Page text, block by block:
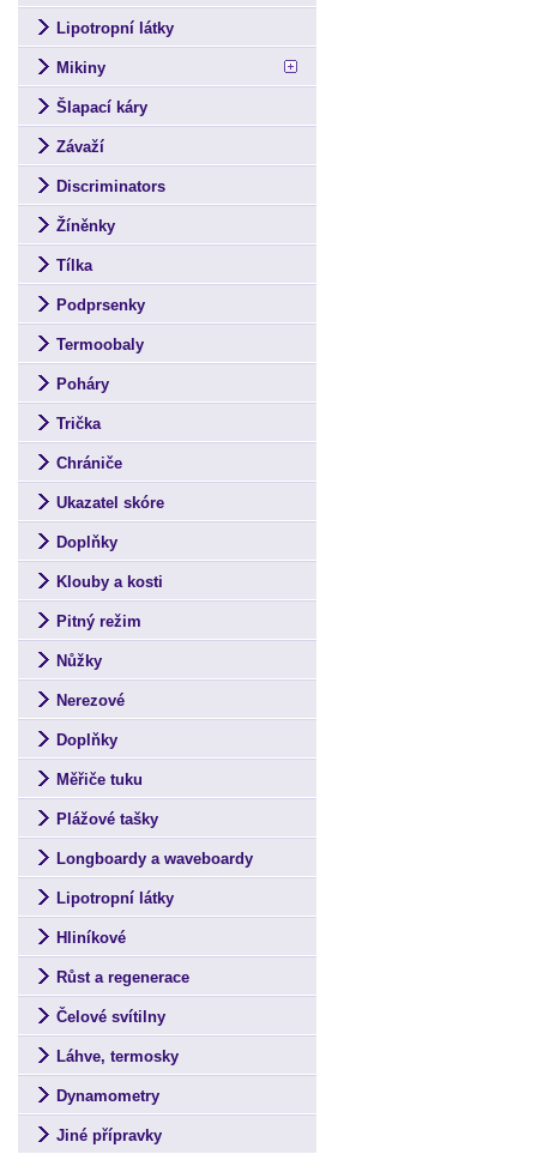
Lipotropní látky
Mikiny
Šlapací káry
Závaží
Discriminators
Žíněnky
Tílka
Podprsenky
Termoobaly
Poháry
Trička
Chrániče
Ukazatel skóre
Doplňky
Klouby a kosti
Pitný režim
Nůžky
Nerezové
Doplňky
Měřiče tuku
Plážové tašky
Longboardy a waveboardy
Lipotropní látky
Hliníkové
Růst a regenerace
Čelové svítilny
Láhve, termosky
Dynamometry
Jiné přípravky